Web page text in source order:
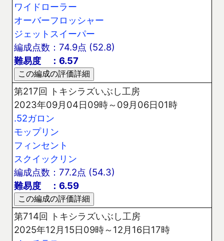
ワイドローラー
オーバーフロッシャー
ジェットスイーパー
編成点数：74.9点 (52.8)
難易度 ：6.57
第217回 トキシラズいぶし工房
2023年09月04日09時～09月06日01時
.52ガロン
モップリン
フィンセント
スクイックリン
編成点数：77.2点 (54.3)
難易度 ：6.59
第714回 トキシラズいぶし工房
2025年12月15日09時～12月16日17時